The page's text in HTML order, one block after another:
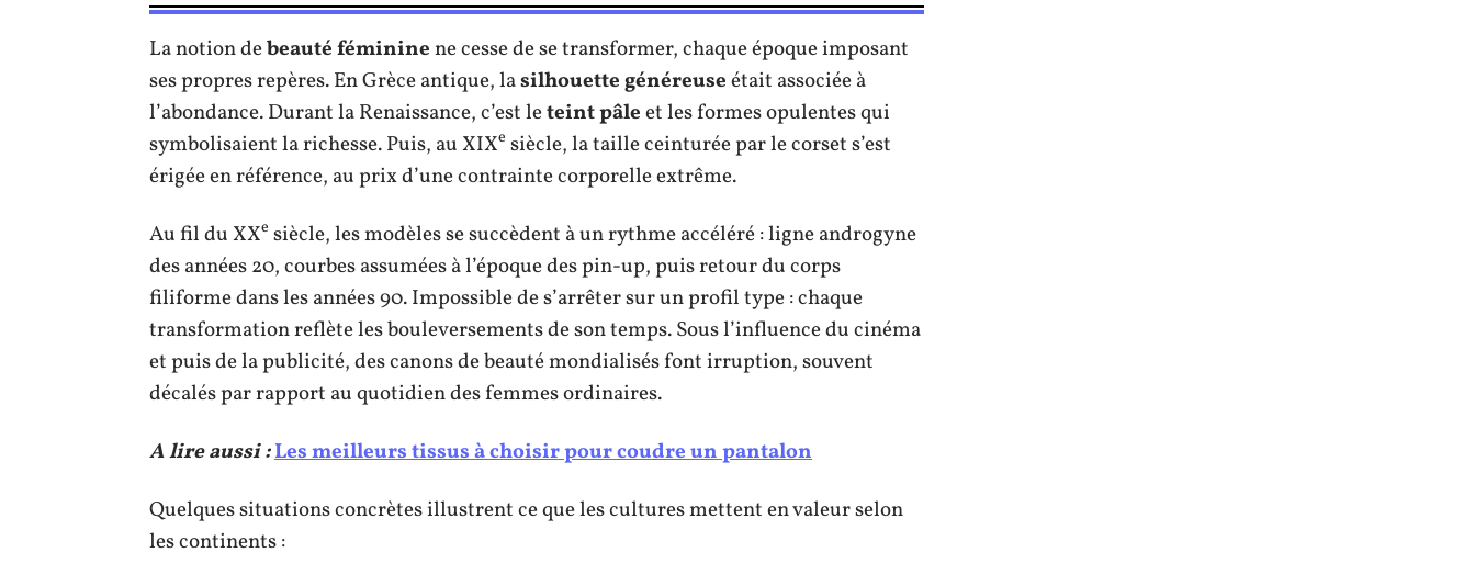
La notion debeauté fémininene cesse de se transformer, chaque époque imposant
ses propres repères. En Grèce antique, lasilhouette généreuseétait associée à
l’abondance. Durant la Renaissance, c’est leteint pâleet les formes opulentes qui
symbolisaient la richesse. Puis, au XIXe siècle, la taille ceinturée par le corset s’est
érigée en référence, au prix d’une contrainte corporelle extrême.
Au fil du XXe siècle, les modèles se succèdent à un rythme accéléré : ligne androgyne
des années 20, courbes assumées à l’époque des pin-up, puis retour du corps
filiforme dans les années 90. Impossible de s’arrêter sur un profil type : chaque
transformation reflète les bouleversements de son temps. Sous l’influence du cinéma
et puis de la publicité, des canons de beauté mondialisés font irruption, souvent
décalés par rapport au quotidien des femmes ordinaires.
A lire aussi :Les meilleurs tissus à choisir pour coudre un pantalon
Quelques situations concrètes illustrent ce que les cultures mettent en valeur selon
les continents :